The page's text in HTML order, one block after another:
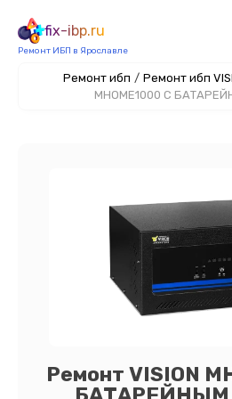
fix-ibp.ru
Ремонт ИБП в Ярославле
Ремонт ибп / Ремонт ибп
MHOME1000 С
Ремонт VISION